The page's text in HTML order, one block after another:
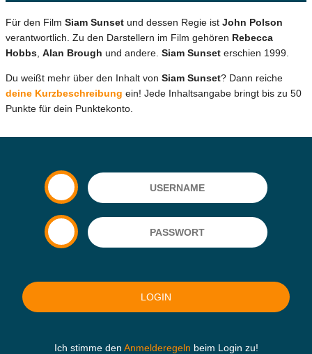
Für den Film Siam Sunset und dessen Regie ist John Polson
verantwortlich. Zu den Darstellern im Film gehören Rebecca
Hobbs Alan Brough und andere. Siam Sunset erschien 1999.
Du weißt mehr über den Inhalt von Siam Sunset? Dann reiche
deine Kurzbeschreibung ein! Jede Inhaltsangabe bringt bis zu 50
Punkte für dein Punktekonto.
Ich stimme den Anmelderegeln beim Login zu!